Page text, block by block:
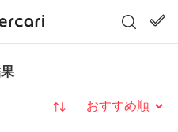
並び替え